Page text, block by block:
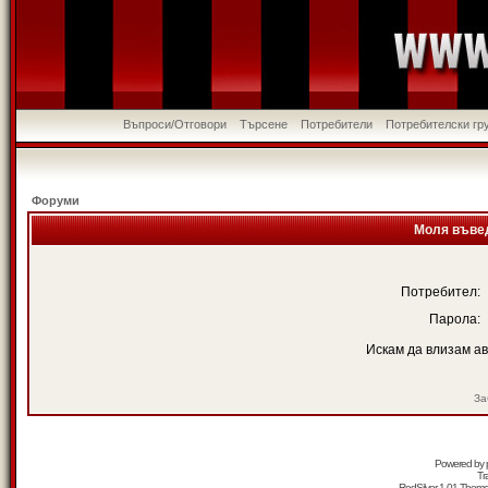
Въпроси/Отговори Търсене Потребители Потребителски
Форуми
Моля
Потребител:
Парола:
Искам да влизам
Powered by